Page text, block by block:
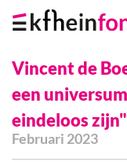
Navigation
Vincent de
een
eindeloos zijn"
Februari 2023